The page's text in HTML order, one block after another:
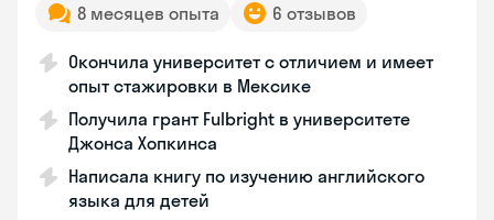
8 месяцев опыта
6 отзывов
Окончила университет с отличием и имеет
опыт стажировки в Мексике
Получила грант Fulbright в университете
Джонса Хопкинса
Написала книгу по изучению английского
языка для детей